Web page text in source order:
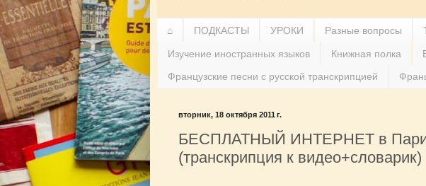
⌂ ПОДКАСТЫ УРОКИ Разные вопросы
Изучение иностранных языков Книжная полка
Французские песни с русской транскрипцией
вторник, 18 октября 2011 г.
БЕСПЛАТНЫЙ ИНТЕРНЕТ в
(транскрипция к видео+словарик)